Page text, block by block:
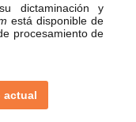
dictaminación y
está disponible de
procesamiento de
actual